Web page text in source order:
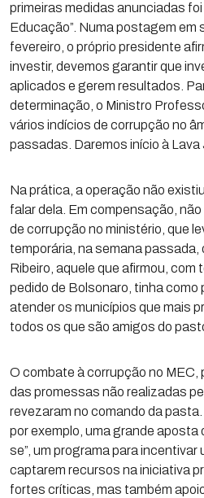
primeiras medidas anunciadas foi
Educação”. Numa postagem em
fevereiro, o próprio presidente
investir, devemos garantir que
aplicados e gerem resultados.
determinação, o Ministro
vários indícios de corrupção no
passadas. Daremos início à Lava
Na prática, a operação não
falar dela. Em compensação,
de corrupção no ministério, que
temporária, na semana passada,
Ribeiro, aquele que afirmou, com
pedido de Bolsonaro, tinha como
atender os municípios que mais
todos os que são amigos do
O combate à corrupção no MEC,
das promessas não realizadas
revezaram no comando da pasta.
por exemplo, uma grande aposta
se”, um programa para
captarem recursos na iniciativa
fortes críticas, mas também